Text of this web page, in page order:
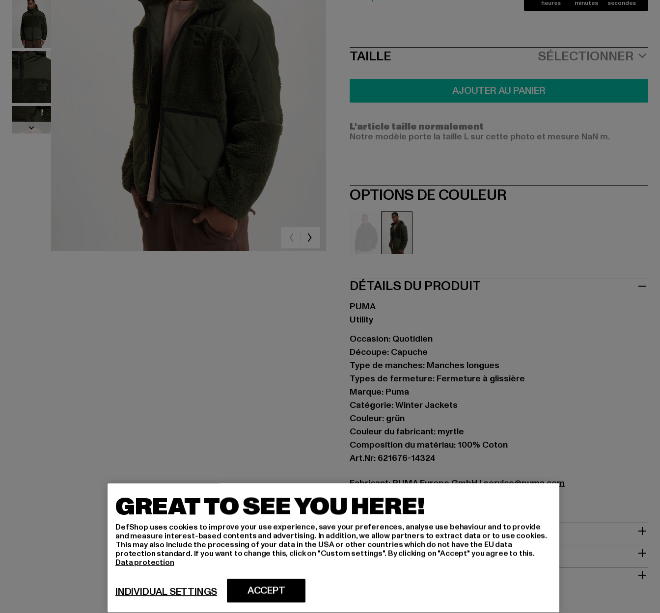
heures minutes secondes
SIZE
TAILLE SÉLECTIONNER
AJOUTER AU PANIER
L'article taille normalement
Notre modèle porte la taille L sur cette photo et mesure NaN m.
OPTIONS DE COULEUR
DÉTAILS DU PRODUIT
PUMA
Utility
Occasion: Quotidien
Découpe: Capuche
Type de manches: Manches longues
Types de fermeture: Fermeture à glissière
Marque: Puma
Catégorie: Winter Jackets
Couleur: grün
Couleur du fabricant: myrtle
Composition du matériau: 100% Coton
Art.Nr: 621676-14324
Fabricant: PUMA Europe GmbH |service@puma.com
PUMA Way 1 | 91074 Herzogenaurach | DE
TAILLE
CONSEILS D'ENTRETIEN
GREAT TO SEE YOU HERE!
DefShop uses cookies to improve your use experience, save your preferences, analyse use behaviour and to provide
and measure interest-based contents and advertising. In addition, we allow partners to extract data or to use cookies.
This may also include the processing of your data in the USA or other countries which do not have the EU data
protection standard. If you want to change this, click on "Custom settings". By clicking on "Accept" you agree to this.
Data protection
ACCEPT
INDIVIDUAL SETTINGS